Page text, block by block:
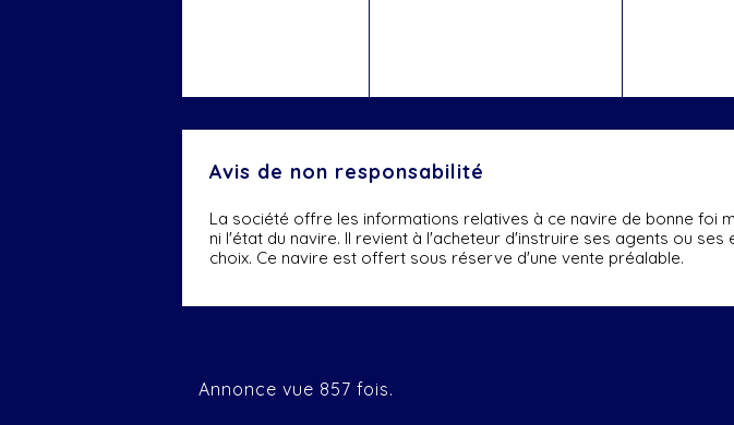
Avis de non responsabilité
La société offre les informations relatives à ce navire de bonne foi
ni l'état du navire. Il revient à l'acheteur d'instruire ses agents ou
choix. Ce navire est offert sous réserve d'une vente préalable.
Annonce vue 857 fois.